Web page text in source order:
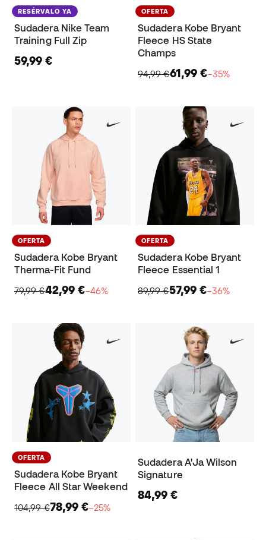
RESÉRVALO YA
Sudadera Nike Team
Training Full Zip
59,99 €
OFERTA
Sudadera Kobe Bryant
Fleece HS State
Champs
94,99 €61,99 €−35%
OFERTA
Sudadera Kobe Bryant
Therma-Fit Fund
79,99 €42,99 €−46%
OFERTA
Sudadera Kobe Bryant
Fleece Essential 1
89,99 €57,99 €−36%
OFERTA
Sudadera Kobe Bryant
Fleece All Star Weekend
104,99 €78,99 €−25%
Sudadera A'Ja Wilson
Signature
84,99 €